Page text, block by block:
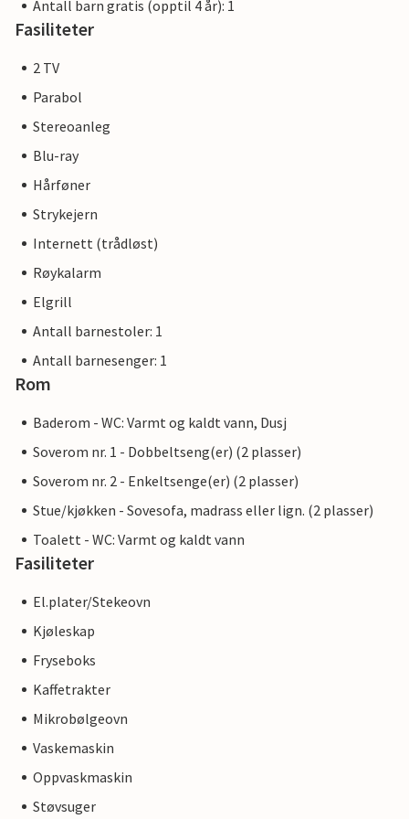
førsteklasses opphold. Eventuelle byggearbeider på
feriestedet vil ikke påvirke din ferieopplevelse, og det er
derfor ikke mulig å få ekstra rabatter.
Antall barn gratis (opptil 4 år): 1
Fasiliteter
2 TV
Parabol
Stereoanleg
Blu-ray
Hårføner
Strykejern
Internett (trådløst)
Røykalarm
Elgrill
Antall barnestoler: 1
Antall barnesenger: 1
Rom
Baderom - WC: Varmt og kaldt vann, Dusj
Soverom nr. 1 - Dobbeltseng(er) (2 plasser)
Soverom nr. 2 - Enkeltsenge(er) (2 plasser)
Stue/kjøkken - Sovesofa, madrass eller lign. (2 plasser)
Toalett - WC: Varmt og kaldt vann
Fasiliteter
El.plater/Stekeovn
Kjøleskap
Fryseboks
Kaffetrakter
Mikrobølgeovn
Vaskemaskin
Oppvaskmaskin
Støvsuger